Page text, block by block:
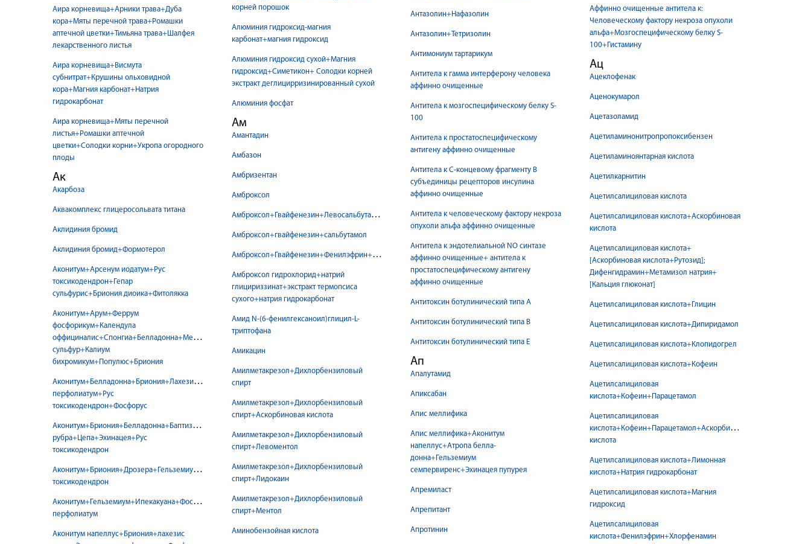
Аира корневища+Арники трава+Дуба
кора+Мяты перечной трава+Ромашки
аптечной цветки+Тимьяна трава+Шалфея
лекарственного листья
Аира корневища+Висмута
субнитрат+Крушины ольховидной
кора+Магния карбонат+Натрия
гидрокарбонат
Аира корневища+Мяты перечной
листья+Ромашки аптечной
цветки+Солодки корни+Укропа огородного
плоды
Ак
Акарбоза
Аквакомплекс глицеросольвата титана
Аклидиния бромид
Аклидиния бромид+Формотерол
Аконитум+Арсенум иодатум+Рус
токсикодендрон+Гепар
сульфурис+Бриония диоика+Фитолякка
Аконитум+Арум+Феррум
фосфорикум+Календула
оффициналис+Спонгиа+Белладонна+Меркуриус+Гепар
сульфур+Калиум
бихромикум+Популюс+Бриония
Аконитум+Белладонна+Бриония+Лахезис+Эупаториум
перфолиатум+Рус
токсикодендрон+Фосфорус
Аконитум+Бриония+Белладонна+Баптизия+Гельземиум+Хина
рубра+Цепа+Эхинацея+Рус
токсикодендрон
Аконитум+Бриония+Дрозера+Гельземиум+Фосфорус+Рус
токсикодендрон
Аконитум+Гельземиум+Ипекакуана+Фосфорус+Бриония+Эупаториум
перфолиатум
Аконитум напеллус+Бриония+лахезис
корней порошок
Алюминия гидроксид-магния
карбонат+магния гидроксид
Алюминия гидроксид сухой+Магния
гидроксид+Симетикон+ Солодки корней
экстракт деглицирризинированный сухой
Алюминия фосфат
Ам
Амантадин
Амбазон
Амбризентан
Амброксол
Амброксол+Гвайфенезин+Левосальбутамол
Амброксол+гвайфенезин+сальбутамол
Амброксол+Гвайфенезин+Фенилэфрин+Хлорфенамин
Амброксол гидрохлорид+натрий
глицириззинат+экстракт термопсиса
сухого+натрия гидрокарбонат
Амид N-(6-фенилгексаноил)глицил-L-
триптофана
Амикацин
Амилметакрезол+Дихлорбензиловый
спирт
Амилметакрезол+Дихлорбензиловый
спирт+Аскорбиновая кислота
Амилметакрезол+Дихлорбензиловый
спирт+Левоментол
Амилметакрезол+Дихлорбензиловый
спирт+Лидокаин
Амилметакрезол+Дихлорбензиловый
спирт+Ментол
Аминобензойная кислота
Антазолин+Нафазолин
Антазолин+Тетризолин
Антимониум тартарикум
Антитела к гамма интерферону человека
аффинно очищенные
Антитела к мозгоспецифическому белку S-
100
Антитела к простатоспецифическому
антигену аффинно очищенные
Антитела к С-концевому фрагменту В
субъединицы рецепторов инсулина
аффинно очищенные
Антитела к человеческому фактору некроза
опухоли альфа аффинно очищенные
Антитела к эндотелиальной NO синтазе
аффинно очищенные+ антитела к
простатоспецифическому антигену
аффинно очищенные
Антитоксин ботулинический типа А
Антитоксин ботулинический типа В
Антитоксин ботулинический типа Е
Ап
Апалутамид
Апиксабан
Апис меллифика
Апис меллифика+Аконитум
напеллус+Атропа белла-
донна+Гельземиум
семпервиренс+Эхинацея пупурея
Апремиласт
Апрепитант
Апротинин
Аффинно очищенные антитела к:
Человеческому фактору некроза опухоли
альфа+Мозгоспецифическому белку S-
100+Гистамину
Ац
Ацеклофенак
Аценокумарол
Ацетазоламид
Ацетиламинонитропропоксибензен
Ацетиламиноянтарная кислота
Ацетилкарнитин
Ацетилсалициловая кислота
Ацетилсалициловая кислота+Аскорбиновая
кислота
Ацетилсалициловая кислота+
[Аскорбиновая кислота+Рутозид];
Дифенгидрамин+Метамизол натрия+
[Кальция глюконат]
Ацетилсалициловая кислота+Глицин
Ацетилсалициловая кислота+Дипиридамол
Ацетилсалициловая кислота+Клопидогрел
Ацетилсалициловая кислота+Кофеин
Ацетилсалициловая
кислота+Кофеин+Парацетамол
Ацетилсалициловая
кислота+Кофеин+Парацетамол+Аскорбиновая
кислота
Ацетилсалициловая кислота+Лимонная
кислота+Натрия гидрокарбонат
Ацетилсалициловая кислота+Магния
гидроксид
Ацетилсалициловая
кислота+Фенилэфрин+Хлорфенамин